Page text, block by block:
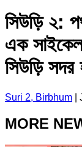
সিউড়ি ২:
এক
সিউড়ি সদর
Suri 2, Birbhum
MORE